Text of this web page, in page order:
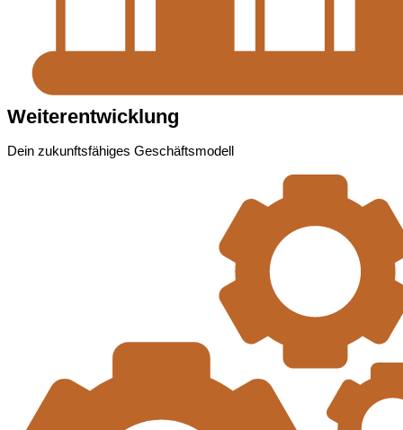
Weiterentwicklung
Dein zukunftsfähiges Geschäftsmodell